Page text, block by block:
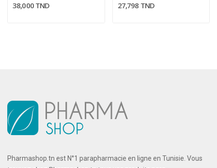
38,000 TND 27,798 TND
Pharmashop.tn est N°1 parapharmacie en ligne en Tunisie. Vous